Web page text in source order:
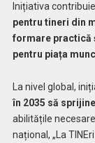
Inițiativa
pentru tineri din
formare practică
pentru piața
La nivel global,
în 2035 să
abilitățile
național, „La